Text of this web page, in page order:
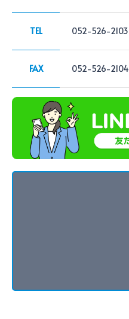
TEL 052-526-2103
FAX 052-526-2104